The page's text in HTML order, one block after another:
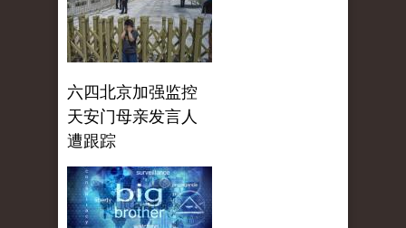
六四北京加强监控
天安门母亲发言人
遭跟踪